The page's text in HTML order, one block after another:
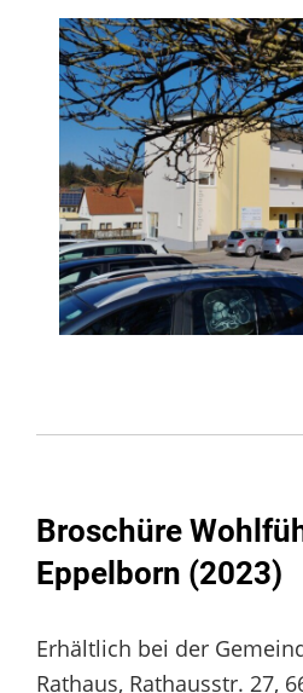
Broschüre
Eppelborn (2023)
Erhältlich bei der
Rathaus, Rathausstr. 27,